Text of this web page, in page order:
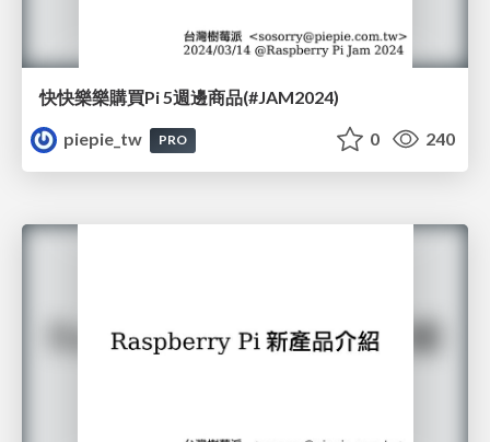
快快樂樂購買Pi 5週邊商品(#JAM2024)
piepie_tw
PRO 0 240